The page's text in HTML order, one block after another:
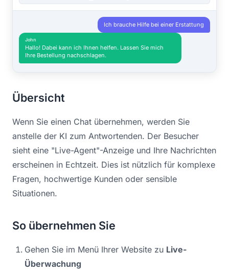
Übersicht
Wenn Sie einen Chat übernehmen, werden Sie
anstelle der KI zum Antwortenden. Der Besucher
sieht eine "Live-Agent"-Anzeige und Ihre Nachrichten
erscheinen in Echtzeit. Dies ist nützlich für komplexe
Fragen, hochwertige Kunden oder sensible
Situationen.
So übernehmen Sie
Gehen Sie im Menü Ihrer Website zu Live-
Überwachung
Ich brauche Hilfe bei einer Erstattung
John
Hallo! Dabei kann ich Ihnen helfen. Lassen Sie mich
Ihre Bestellung nachschlagen.